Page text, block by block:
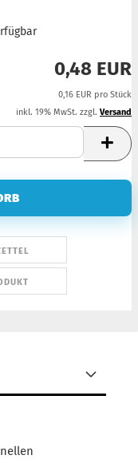
0,48 EUR
0,16 EUR pro Stück
inkl. 19% MwSt. zzgl. Versand